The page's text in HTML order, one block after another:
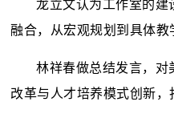
龙立文认为工作室的建
融合，从宏观规划到具体
林祥春做总结发言，对
改革与人才培养模式创新